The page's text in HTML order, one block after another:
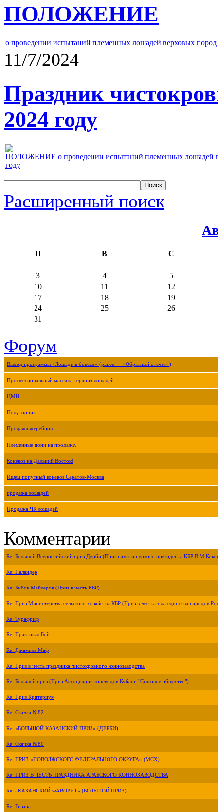
ПОЛОЖЕНИЕ
о проведении испытаний племенных лошадей верховых
11/7/2024
Праздник
2024 году
ПОЛОЖЕНИЕ о проведении испытаний племенных лошадей
году
Расширенный поиск
П В С
3 4
5
10
11
12
17
18
19
24
25
26
31
Форум
Выход программы «Лошади в боксах» (ранее — «Обратный отсчёт»)
Профессиональный массаж, терапия лошадей
ЦМИ
Полуторник
Продажа жеребцов.
Племенные пони на продажу.
Коневоз на Дальний Восток!
Ищем попутный коневоз Саратов-Москва
продажа лошадей
Продажа ЧК лошадей
Комментарии
Re: Большой Всероссийский приз Дерби (Приз памяти первого президента КБР
Re: Паландер
Re: Кубок Майлеров (Приз в честь КБР)
Re: Приз Министерства сельского хозяйства КБР (Приз в честь года единства народов
Re: Турафриф
Re: Практикал Бой
Re: Джамила Маф
Re: Приз в честь праздника чистокровного коннозаводства
Re: Большой приз (Приз Ассоциации коневодов Кубани "Скаковое общество")
Re: Приз Критериум
Re: Скачка №82
Re: «БОЛЬШОЙ КАЗАНСКИЙ ПРИЗ» (ДЕРБИ)
Re: Скачка №80
Re: ПРИЗ «ПОВОЛЖСКОГО ФЕДЕРАЛЬНОГО ОКРУГА» (МСХ)
Re: ПРИЗ В ЧЕСТЬ ПРАЗДНИКА АРАБСКОГО КОННОЗАВОДСТВА
Re: «КАЗАНСКИЙ ФАВОРИТ» (БОЛЬШОЙ ПРИЗ)
Re: Гизана